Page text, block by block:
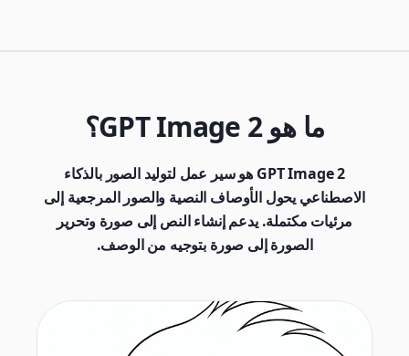
ما هو GPT Image 2؟
GPT Image 2 هو سير عمل لتوليد الصور بالذكاء
الاصطناعي يحول الأوصاف النصية والصور المرجعية إلى
مرئيات مكتملة. يدعم إنشاء النص إلى صورة وتحرير
الصورة إلى صورة بتوجيه من الوصف.